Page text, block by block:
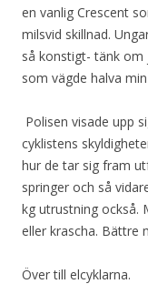
en vanlig Crescent
milsvid skillnad.
så konstigt- tänk om
som vägde halva
Polisen visade upp
cyklistens
hur de tar sig fram
springer och så
kg utrustning också.
eller krascha. Bättre
Över till elcyklarna.